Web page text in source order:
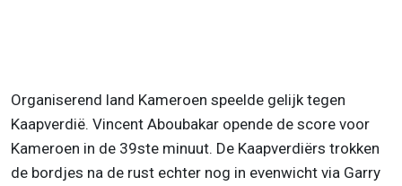
Organiserend land Kameroen speelde gelijk tegen
Kaapverdië. Vincent Aboubakar opende de score voor
Kameroen in de 39ste minuut. De Kaapverdiërs trokken
de bordjes na de rust echter nog in evenwicht via Garry